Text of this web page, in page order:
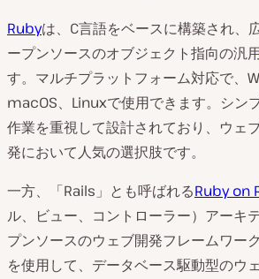
Rubyは、C言語をベースに構築され、
ープンソースのオブジェクト指向の汎
す。マルチプラットフォーム対応で、
macOS、Linuxで使用できます。シン
作業を重視して設計されており、ウェ
発において人気の選択肢です。
一方、「Rails」とも呼ばれるRuby on
ル、ビュー、コントローラー）アーキ
プンソースのウェブ開発フレームワー
を使用して、データベース駆動型のウ